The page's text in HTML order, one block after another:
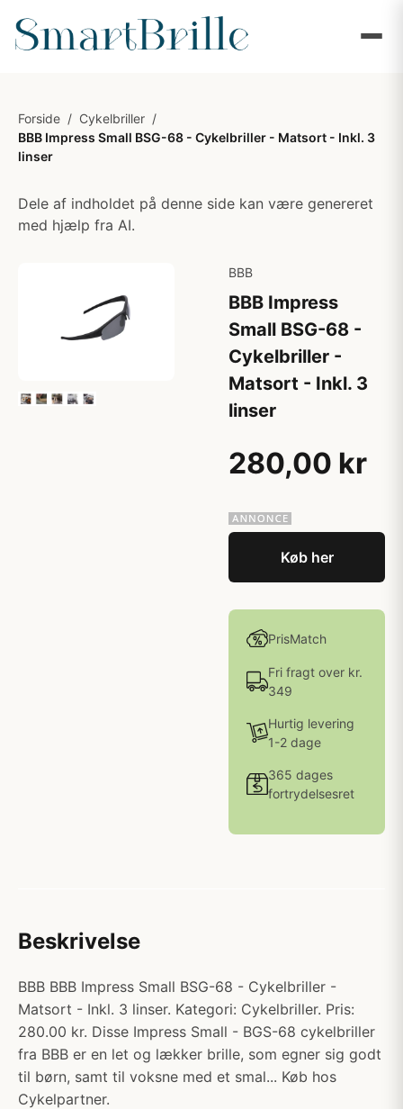
Forside / Cykelbriller /
BBB Impress Small BSG-68 - Cykelbriller - Matsort - Inkl. 3
linser
Dele af indholdet på denne side kan være genereret
med hjælp fra AI.
BBB
BBB Impress
Small BSG-68 -
Cykelbriller -
Matsort - Inkl. 3
linser
280,00 kr
Køb her
PrisMatch
Fri fragt over kr.
349
Hurtig levering
1-2 dage
365 dages
fortrydelsesret
Beskrivelse
BBB BBB Impress Small BSG-68 - Cykelbriller -
Matsort - Inkl. 3 linser. Kategori: Cykelbriller. Pris:
280.00 kr. Disse Impress Small - BGS-68 cykelbriller
fra BBB er en let og lækker brille, som egner sig godt
til børn, samt til voksne med et smal... Køb hos
Cykelpartner.